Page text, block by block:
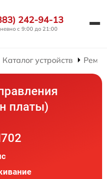
242-94-13
с 9:00 до 21:00
Каталог устройств
платы)